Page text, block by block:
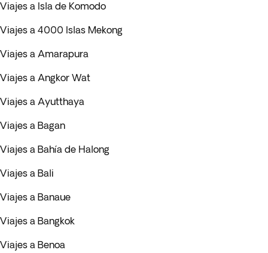
Viajes a Isla de Komodo
Viajes a 4000 Islas Mekong
Viajes a Amarapura
Viajes a Angkor Wat
Viajes a Ayutthaya
Viajes a Bagan
Viajes a Bahía de Halong
Viajes a Bali
Viajes a Banaue
Viajes a Bangkok
Viajes a Benoa